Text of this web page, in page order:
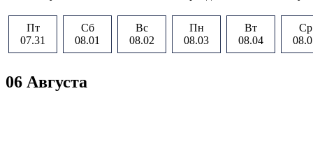
Пт
07.31
Сб
08.01
Вс
08.02
Пн
08.03
Вт
08.04
Ср
06 Августа